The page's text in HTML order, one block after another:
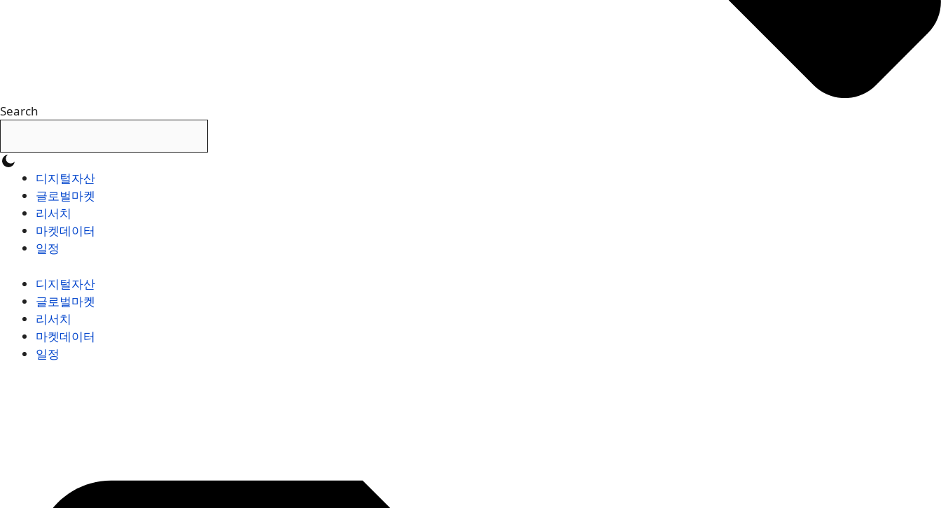
Search
디지털자산
글로벌마켓
리서치
마켓데이터
일정
디지털자산
글로벌마켓
리서치
마켓데이터
일정